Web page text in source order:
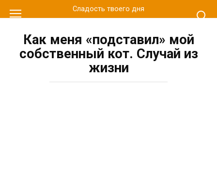
к
Сладость твоего дня
Как меня «подставил» мой
собственный кот. Случай из
жизни